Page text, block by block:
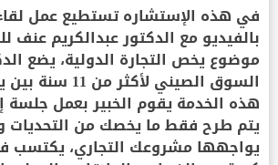
في هذه الإستشاره تستطيع عمل
بالفيديو مع الدكتور عبدالكريم عنف
موضوع يخص التجارة الدولية، يضع
السوق الصيني
هذه الخدمة يقوم الخبير بعمل
يتم طرح فقط ما يخصك من التحديات
يواجهها مشروعك التجاري، يكتسب